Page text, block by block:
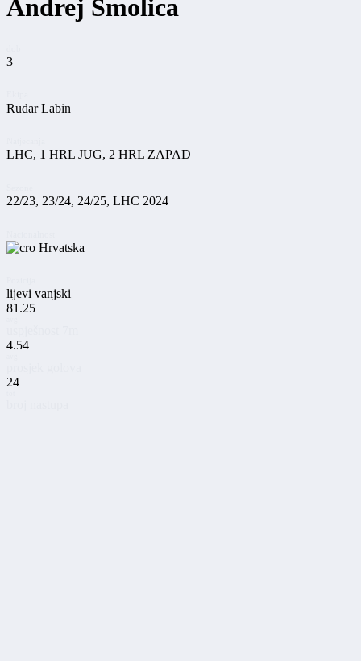
Andrej Smolica
3
Rudar Labin
LHC, 1 HRL JUG, 2 HRL ZAPAD
22/23, 23/24, 24/25, LHC 2024
Hrvatska
lijevi vanjski
81.25
4.54
24